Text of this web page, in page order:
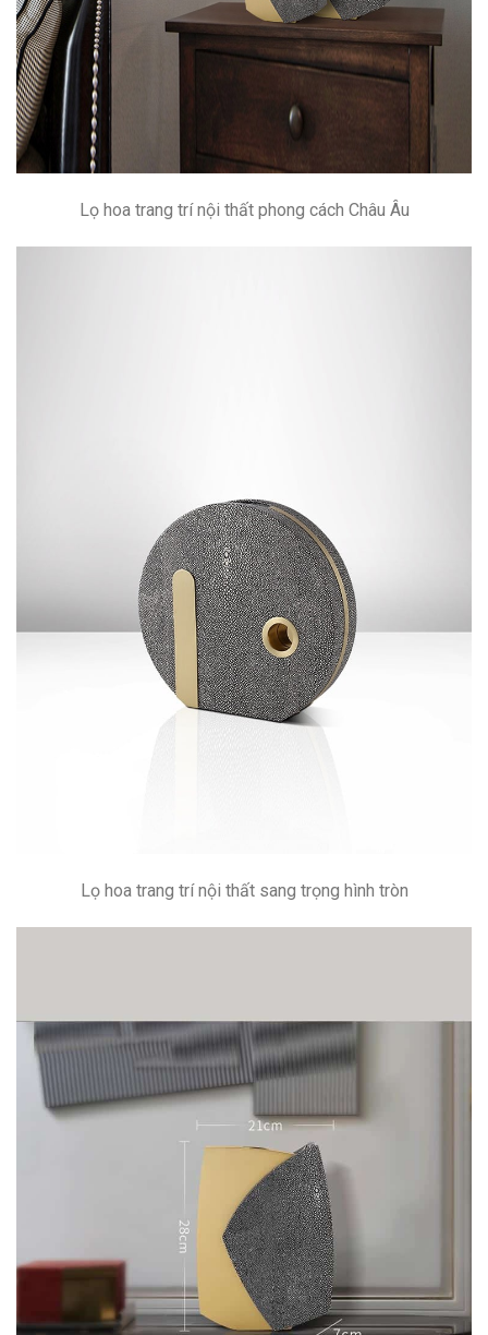
Lọ hoa trang trí nội thất phong cách Châu Âu
Lọ hoa trang trí nội thất sang trọng hình tròn